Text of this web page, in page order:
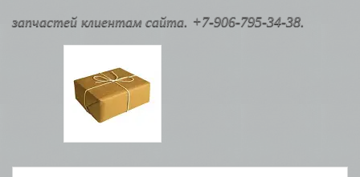
запчастей клиентам сайта. +7-906-795-34-38.